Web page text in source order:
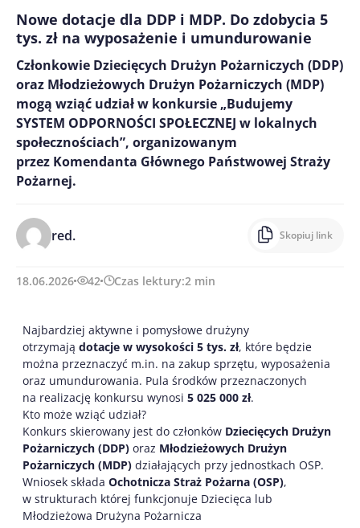
Nowe dotacje dla DDP i MDP. Do zdobycia 5
tys. zł na wyposażenie i umundurowanie
Członkowie Dziecięcych Drużyn Pożarniczych (DDP)
oraz Młodzieżowych Drużyn Pożarniczych (MDP)
mogą wziąć udział w konkursie „Budujemy
SYSTEM ODPORNOŚCI SPOŁECZNEJ w lokalnych
społecznościach”, organizowanym
przez Komendanta Głównego Państwowej Straży
Pożarnej.
red. Skopiuj link
18.06.2026 42 Czas lektury:2 min
Najbardziej aktywne i pomysłowe drużyny
otrzymają dotacje w wysokości 5 tys. zł, które będzie
można przeznaczyć m.in. na zakup sprzętu, wyposażenia
oraz umundurowania. Pula środków przeznaczonych
na realizację konkursu wynosi 5 025 000 zł.
Kto może wziąć udział?
Konkurs skierowany jest do członków Dziecięcych Drużyn
Pożarniczych (DDP) oraz Młodzieżowych Drużyn
Pożarniczych (MDP) działających przy jednostkach OSP.
Wniosek składa Ochotnicza Straż Pożarna (OSP),
w strukturach której funkcjonuje Dziecięca lub
Młodzieżowa Drużyna Pożarnicza